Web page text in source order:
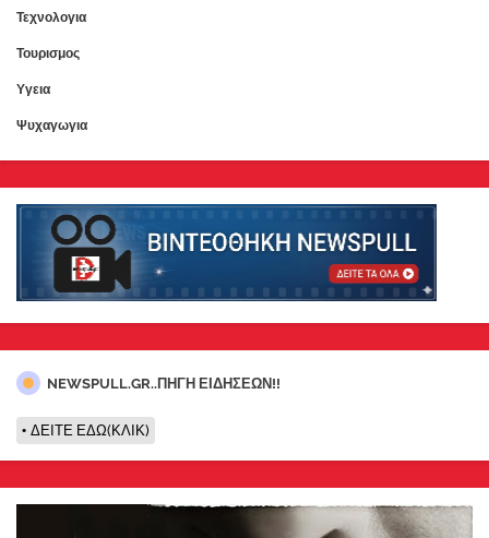
Τεχνολογια
Τουρισμος
Υγεια
Ψυχαγωγια
NEWSPULL.GR..ΠΗΓΗ ΕΙΔΗΣΕΩΝ!!
ΔΕΙΤΕ ΕΔΩ(ΚΛΙΚ)